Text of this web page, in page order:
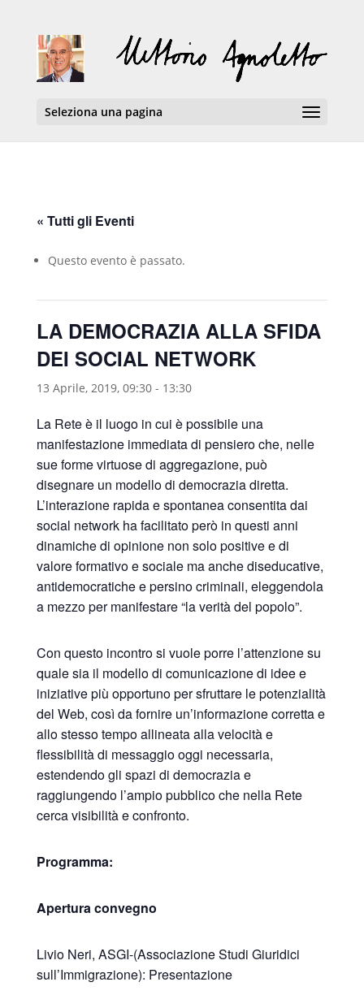
Seleziona una pagina
« Tutti gli Eventi
Questo evento è passato.
LA DEMOCRAZIA ALLA SFIDA
DEI SOCIAL NETWORK
13 Aprile, 2019, 09:30- 13:30
La Rete è il luogo in cui è possibile una
manifestazione immediata di pensiero che, nelle
sue forme virtuose di aggregazione, può
disegnare un modello di democrazia diretta.
L’interazione rapida e spontanea consentita dai
social network ha facilitato però in questi anni
dinamiche di opinione non solo positive e di
valore formativo e sociale ma anche diseducative,
antidemocratiche e persino criminali, eleggendola
a mezzo per manifestare “la verità del popolo”.
Con questo incontro si vuole porre l’attenzione su
quale sia il modello di comunicazione di idee e
iniziative più opportuno per sfruttare le potenzialità
del Web, così da fornire un’informazione corretta e
allo stesso tempo allineata alla velocità e
flessibilità di messaggio oggi necessaria,
estendendo gli spazi di democrazia e
raggiungendo l’ampio pubblico che nella Rete
cerca visibilità e confronto.
Programma:
Apertura convegno
Livio Neri, ASGI-(Associazione Studi Giuridici
sull’Immigrazione): Presentazione